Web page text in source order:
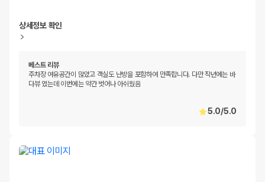
상세정보 확인
베스트 리뷰
주차장 여유공간이 많았고 객실도 난방을 포함하여 만족합니다. 다만 작년에는 바
다뷰 였는데 이번에는 약간 벗어나 아쉬웠음
5.0/5.0